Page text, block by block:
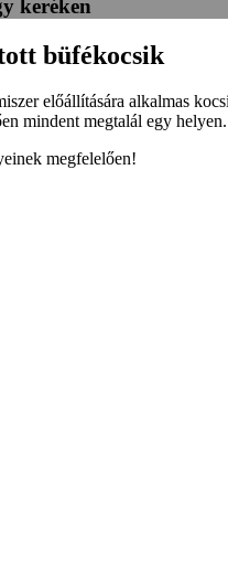
keréken
büfékocsik
előállítására alkalmas
mindent megtalál egy helyen.
megfelelően!